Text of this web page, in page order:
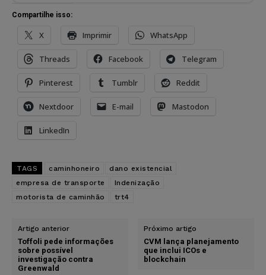
Compartilhe isso:
X Imprimir WhatsApp
Threads Facebook Telegram
Pinterest Tumblr Reddit
Nextdoor E-mail Mastodon
LinkedIn
TAGS caminhoneiro
dano existencial
empresa de transporte
Indenização
motorista de caminhão
trt4
Artigo anterior
Toffoli pede informações
sobre possível
investigação contra
Greenwald
Próximo artigo
CVM lança planejamento
que inclui ICOs e
blockchain